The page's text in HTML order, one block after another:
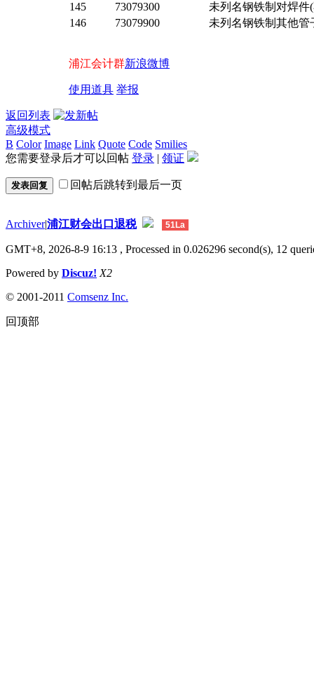
145
73079300
未列名钢铁制对焊件
146
73079900 未列名钢铁制其他
浦江会计群新浪微博
使用道具 举报
返回列表
高级模式
B Color Image Link Quote Code Smilies
您需要登录后才可以回帖 登录 | 领证
发表回复 回帖后跳转到最后一页
Archiver|浦江财会出口退税 51La
GMT+8, 2026-8-9 16:13 , Processed in 0.026296 second(s), 12
Powered by Discuz! X2
© 2001-2011 Comsenz Inc.
回顶部